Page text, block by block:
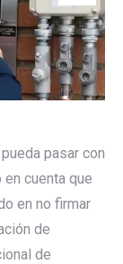
pasar con
cuenta que
en no firmar
de
de